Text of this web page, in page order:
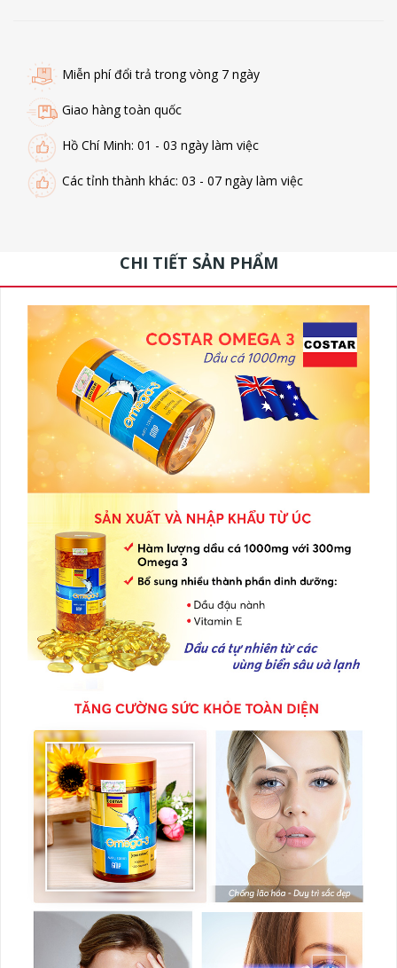
Miễn phí đổi trả trong vòng 7 ngày
Giao hàng toàn quốc
Hồ Chí Minh: 01 - 03 ngày làm việc
Các tỉnh thành khác: 03 - 07 ngày làm việc
CHI TIẾT SẢN PHẨM